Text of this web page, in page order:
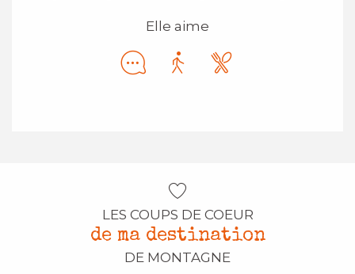
Elle aime
LES COUPS DE COEUR
de ma destination
DE MONTAGNE